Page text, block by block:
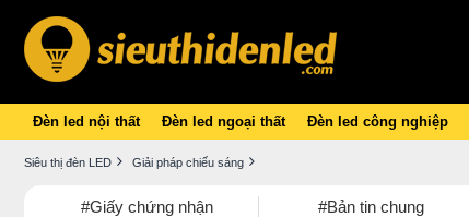
Đèn led nội thất Đèn led ngoại thất Đèn led công nghiệp
Siêu thị đèn LED Giải pháp chiếu sáng
#Giấy chứng nhận #Bản tin chung